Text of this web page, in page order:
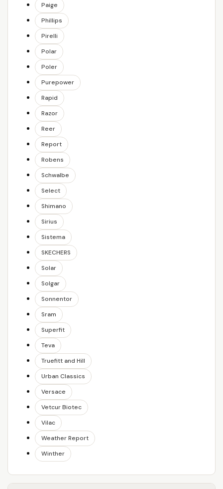
Paige
Phillips
Pirelli
Polar
Poler
Purepower
Rapid
Razor
Reer
Report
Robens
Schwalbe
Select
Shimano
Sirius
Sistema
SKECHERS
Solar
Solgar
Sonnentor
Sram
Superfit
Teva
Truefitt and Hill
Urban Classics
Versace
Vetcur Biotec
Vilac
Weather Report
Winther